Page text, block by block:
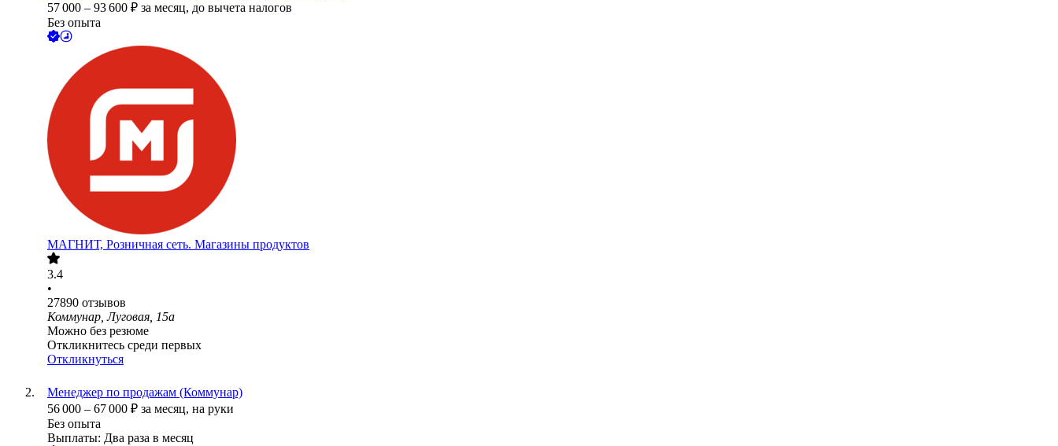
57 000 – 93 600 ₽ за месяц, до вычета налогов
Без опыта
МАГНИТ, Розничная сеть. Магазины продуктов
3.4
•
27890 отзывов
Коммунар, Луговая, 15а
Можно без резюме
Откликнитесь среди первых
Откликнуться
Менеджер по продажам (Коммунар)
56 000 – 67 000 ₽ за месяц, на руки
Без опыта
Выплаты: Два раза в месяц